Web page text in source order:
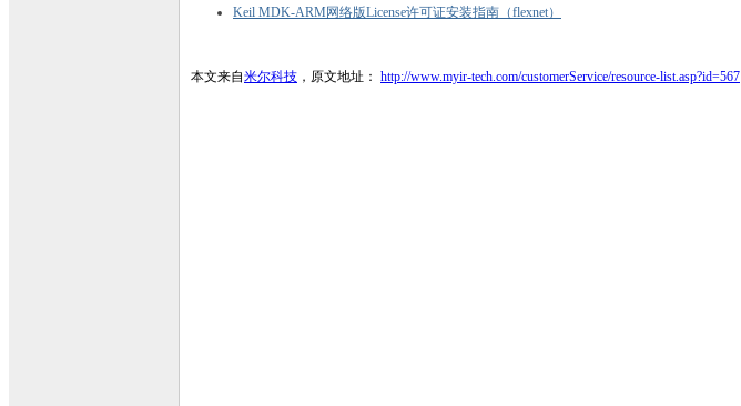
Keil MDK-ARM网络版License许可证安装指南（flexnet）
本文来自米尔科技 ，原文地址： http://www.myir-tech.com/customerService/resource-list.asp?id=567